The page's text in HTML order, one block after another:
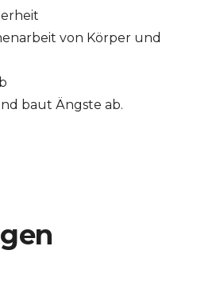
von Körper und
baut Ängste ab.